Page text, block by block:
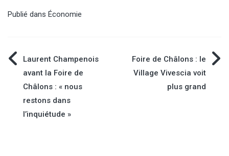
Publié dans Économie
Navigation
de
l’article
Laurent Champenois
avant la Foire de
Châlons : « nous
restons dans
l’inquiétude »
Foire de Châlons : le
Village Vivescia voit
plus grand